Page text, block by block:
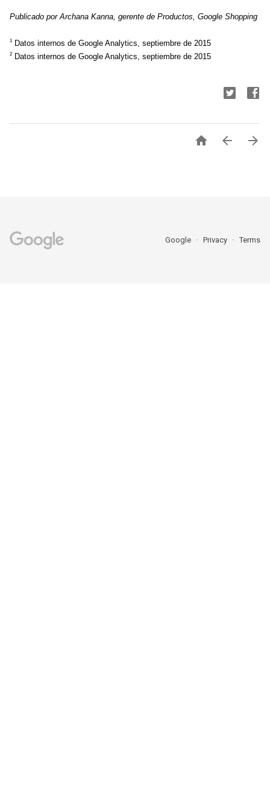
Publicado por Archana Kanna, gerente de Productos, Google Shopping
1 Datos internos de Google Analytics, septiembre de 2015
2 Datos internos de Google Analytics, septiembre de 2015
  
Google Privacy Terms